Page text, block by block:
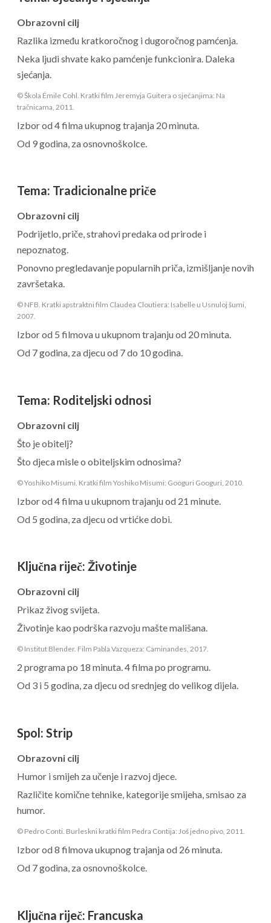
Obrazovni cilj
Razlika između kratkoročnog i dugoročnog pamćenja.
Neka ljudi shvate kako pamćenje funkcionira. Daleka
sjećanja.
© Škola Émile Cohl. Kratki film Jeremyja Guitera o sjećanjima: Na
tračnicama, 2011.
Izbor od 4 filma ukupnog trajanja 20 minuta.
Od 9 godina, za osnovnoškolce.
Tema: Tradicionalne priče
Obrazovni cilj
Podrijetlo, priče, strahovi predaka od prirode i
nepoznatog.
Ponovno pregledavanje popularnih priča, izmišljanje novih
završetaka.
© NFB. Kratki apstraktni film Claudea Cloutiera: Isabelle u Usnuloj šumi,
2007.
Izbor od 5 filmova u ukupnom trajanju od 20 minuta.
Od 7 godina, za djecu od 7 do 10 godina.
Tema: Roditeljski odnosi
Obrazovni cilj
Što je obitelj?
Što djeca misle o obiteljskim odnosima?
© Yoshiko Misumi. Kratki film Yoshiko Misumi: Googuri Googuri, 2010.
Izbor od 4 filma u ukupnom trajanju od 21 minute.
Od 5 godina, za djecu od vrtićke dobi.
Ključna riječ: Životinje
Obrazovni cilj
Prikaz živog svijeta.
Životinje kao podrška razvoju mašte mališana.
© Institut Blender. Film Pabla Vazqueza: Caminandes, 2017.
2 programa po 18 minuta. 4 filma po programu.
Od 3 i 5 godina, za djecu od srednjeg do velikog dijela.
Spol: Strip
Obrazovni cilj
Humor i smijeh za učenje i razvoj djece.
Različite komične tehnike, kategorije smijeha, smisao za
humor.
© Pedro Conti. Burleskni kratki film Pedra Contija: Još jedno pivo, 2011.
Izbor od 8 filmova ukupnog trajanja od 26 minuta.
Od 7 godina, za osnovnoškolce.
Ključna riječ: Francuska